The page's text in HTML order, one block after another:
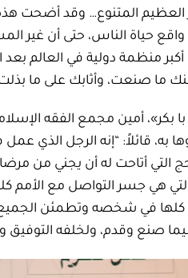
المتنوع… وقد أضحت هذه
واقع حياة الناس، حتى أن غير
منظمة دولية في العالم بعد
منك ما صنعت، وأثابك على ما
بكر»، أمين مجمع الفقه
به، قائلاً: “إنه الرجل الذي
التي أتاحت له أن يجني من
هي جسر التواصل مع الأمم
في شخصه وتطمئن الجميع
صنع وقدم، ولخلفه التوفيق